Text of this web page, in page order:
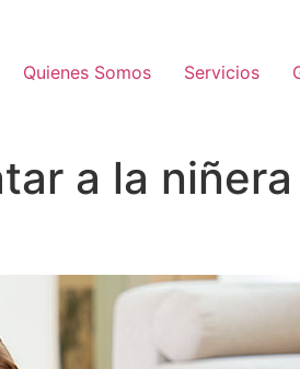
Quienes Somos Servicios
a la